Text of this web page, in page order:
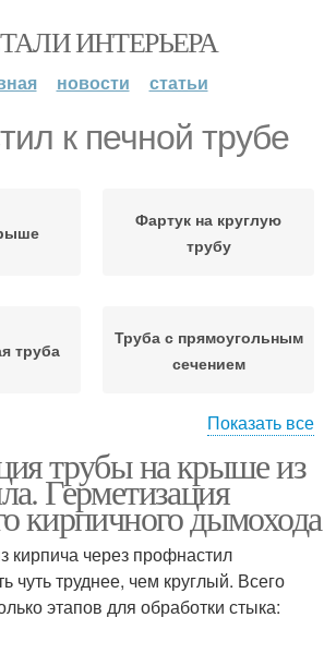
ИНТЕРЬЕРА
новости статьи
к печной трубе
Фартук на круглую
трубу
труба
Труба с прямоугольным
сечением
Кирпичная труба
Печная труба
Показать все
трубы на крыше из
Герметизация
кирпичного дымохода
кирпича через профнастил
чуть труднее, чем круглый. Всего
этапов для обработки стыка: